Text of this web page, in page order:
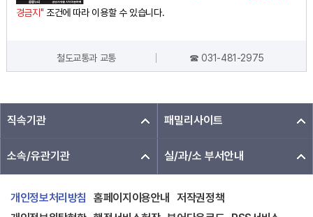
경금지" 조건에 따라 이용할 수 있습니다.
철도교통과 교통 ☎ 031-481-2975
직속기관 패밀리사이트
소속/유관기관 실/과/소 부서안내
개인정보처리방침 홈페이지이용안내
저작권정책